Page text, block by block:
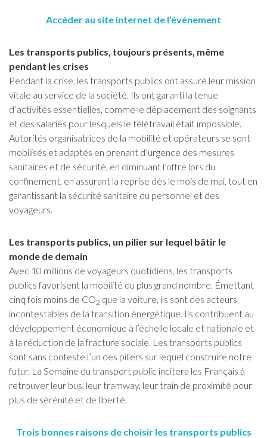
Accéder au site internet de l’événement
Les transports publics, toujours présents, même
pendant les crises
Pendant la crise, les transports publics ont assuré leur mission
vitale au service de la société. Ils ont garanti la tenue
d’activités essentielles, comme le déplacement des soignants
et des salariés pour lesquels le télétravail était impossible.
Autorités organisatrices de la mobilité et opérateurs se sont
mobilisés et adaptés en prenant d’urgence des mesures
sanitaires et de sécurité, en diminuant l’offre lors du
confinement, en assurant la reprise dès le mois de mai, tout en
garantissant la sécurité sanitaire du personnel et des
voyageurs.
Les transports publics, un pilier sur lequel bâtir le
monde de demain
Avec 10 millions de voyageurs quotidiens, les transports
publics favorisent la mobilité du plus grand nombre. Émettant
cinq fois moins de CO2 que la voiture, ils sont des acteurs
incontestables de la transition énergétique. Ils contribuent au
développement économique à l’échelle locale et nationale et
à la réduction de la fracture sociale. Les transports publics
sont sans conteste l’un des piliers sur lequel construire notre
futur. La Semaine du transport public incitera les Français à
retrouver leur bus, leur tramway, leur train de proximité pour
plus de sérénité et de liberté.
Trois bonnes raisons de choisir les transports publics